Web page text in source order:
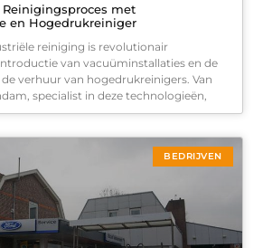
met
en Hogedrukreiniger
reiniging is revolutionair
van vacuüminstallaties en de
verhuur van hogedrukreinigers. Van
specialist in deze technologieën,
BEDRIJVEN